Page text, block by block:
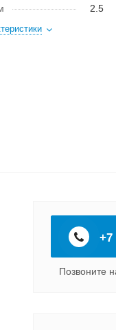
2.5
+7
Позвоните